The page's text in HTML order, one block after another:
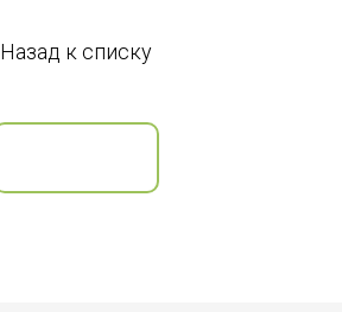
Назад к списку